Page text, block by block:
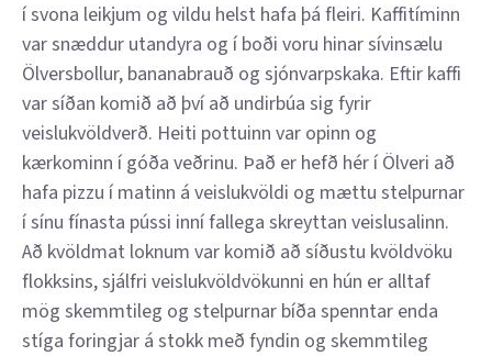
í svona leikjum og vildu helst hafa þá fleiri. Kaffitíminn
var snæddur utandyra og í boði voru hinar sívinsælu
Ölversbollur, bananabrauð og sjónvarpskaka. Eftir kaffi
var síðan komið að því að undirbúa sig fyrir
veislukvöldverð. Heiti pottuinn var opinn og
kærkominn í góða veðrinu. Það er hefð hér í Ölveri að
hafa pizzu í matinn á veislukvöldi og mættu stelpurnar
í sínu fínasta pússi inní fallega skreyttan veislusalinn.
Að kvöldmat loknum var komið að síðustu kvöldvöku
flokksins, sjálfri veislukvöldvökunni en hún er alltaf
mög skemmtileg og stelpurnar bíða spenntar enda
stíga foringjar á stokk með fyndin og skemmtileg